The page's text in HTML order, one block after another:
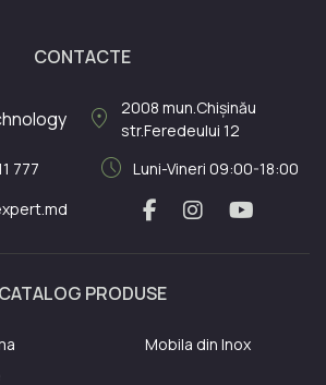
CONTACTE
location_on 2008 mun.Chișinău
str.Feredeului 12
777 schedule Luni-Vineri 09:00-18:00
CATALOG PRODUSE
Mobila din Inox